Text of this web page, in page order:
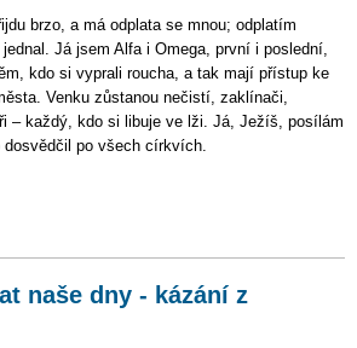
brzo, a má odplata se mnou; odplatím
Já jsem Alfa i Omega, první i poslední,
kdo si vyprali roucha, a tak mají přístup ke
Venku zůstanou nečistí, zaklínači,
– každý, kdo si libuje ve lži. Já, Ježíš, posílám
po všech církvích.
naše dny - kázání z